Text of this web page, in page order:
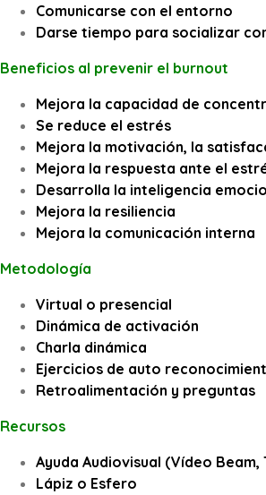
Comunicarse con el entorno
Darse tiempo para socializar
Beneficios al prevenir el burnout
Mejora la capacidad de
Se reduce el estrés
Mejora la motivación, la
Mejora la respuesta ante el
Desarrolla la inteligencia
Mejora la resiliencia
Mejora la comunicación interna
Metodología
Virtual o presencial
Dinámica de activación
Charla dinámica
Ejercicios de auto
Retroalimentación y preguntas
Recursos
Ayuda Audiovisual (Vídeo
Lápiz o Esfero